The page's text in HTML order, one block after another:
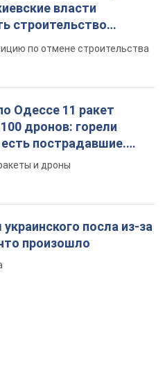
власти
строительство
верующего"
по отмене строительства
Одессе 11 ракет
дронов: горели
пострадавшие.
и дроны
посла из-за
произошло